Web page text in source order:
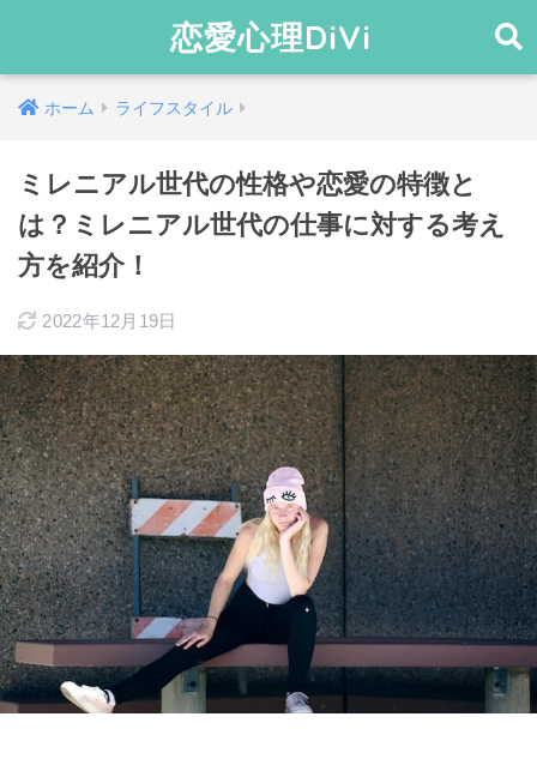
恋愛心理DiVi
ホーム ライフスタイル
ミレニアル世代の性格や恋愛の特徴と
は？ミレニアル世代の仕事に対する考え
方を紹介！
2022年12月19日